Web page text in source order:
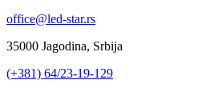
office@led-star.rs
35000 Jagodina, Srbija
(+381) 64/23-19-129